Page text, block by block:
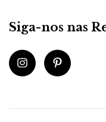
Siga-nos nas